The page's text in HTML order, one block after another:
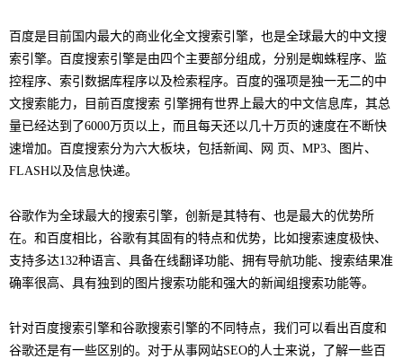
百度是目前国内最大的商业化全文搜索引擎，也是全球最大的中文搜
索引擎。百度搜索引擎是由四个主要部分组成，分别是蜘蛛程序、监
控程序、索引数据库程序以及检索程序。百度的强项是独一无二的中
文搜索能力，目前百度搜索 引擎拥有世界上最大的中文信息库，其总
量已经达到了6000万页以上，而且每天还以几十万页的速度在不断快
速增加。百度搜索分为六大板块，包括新闻、网 页、MP3、图片、
FLASH以及信息快递。
谷歌作为全球最大的搜索引擎，创新是其特有、也是最大的优势所
在。和百度相比，谷歌有其固有的特点和优势，比如搜索速度极快、
支持多达132种语言、具备在线翻译功能、拥有导航功能、搜索结果准
确率很高、具有独到的图片搜索功能和强大的新闻组搜索功能等。
针对百度搜索引擎和谷歌搜索引擎的不同特点，我们可以看出百度和
谷歌还是有一些区别的。对于从事网站SEO的人士来说，了解一些百